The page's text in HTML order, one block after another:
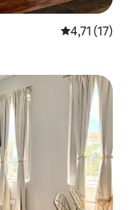
4,71 de uma
4,71 (17)